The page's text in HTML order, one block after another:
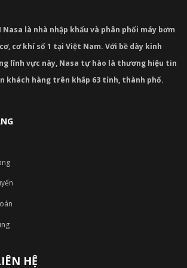
Nasa là nhà nhập khẩu và phân phối máy bơm
cơ khí số 1 tại Việt Nam. Với bề dày kinh
lĩnh vực này, Nasa tự hào là thương hiệu tin
khách hàng trên khắp 63 tỉnh, thành phố.
HỆ